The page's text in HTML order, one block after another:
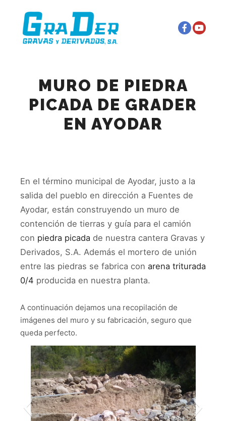
MURO DE PIEDRA
PICADA DE GRADER
EN AYODAR
En el término municipal de Ayodar, justo a la
salida del pueblo en dirección a Fuentes de
Ayodar, están construyendo un muro de
contención de tierras y guía para el camión
con piedra picada de nuestra cantera Gravas y
Derivados, S.A. Además el mortero de unión
entre las piedras se fabrica con arena triturada
0/4 producida en nuestra planta.
A continuación dejamos una recopilación de
imágenes del muro y su fabricación, seguro que
queda perfecto.